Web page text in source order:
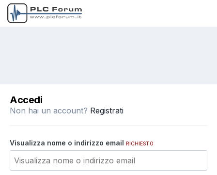
Accedi
Non hai un account? Registrati
Visualizza nome o indirizzo email RICHIESTO